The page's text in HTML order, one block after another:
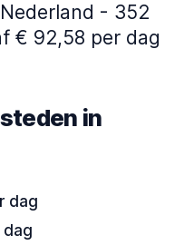
- 352
€ 92,58 per dag
in
dag